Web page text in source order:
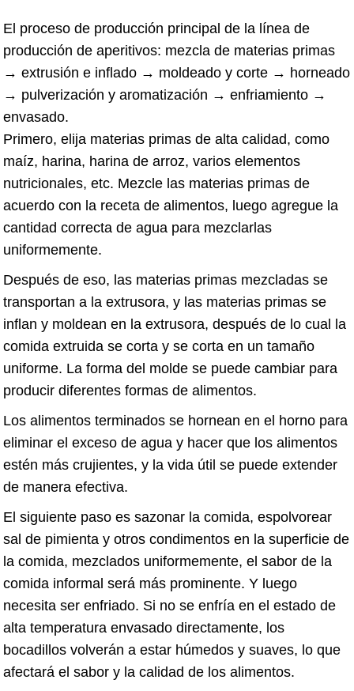
El proceso de producción principal de la línea de
producción de aperitivos: mezcla de materias primas
→ extrusión e inflado → moldeado y corte → horneado
→ pulverización y aromatización → enfriamiento →
envasado.
Primero, elija materias primas de alta calidad, como
maíz, harina, harina de arroz, varios elementos
nutricionales, etc. Mezcle las materias primas de
acuerdo con la receta de alimentos, luego agregue la
cantidad correcta de agua para mezclarlas
uniformemente.
Después de eso, las materias primas mezcladas se
transportan a la extrusora, y las materias primas se
inflan y moldean en la extrusora, después de lo cual la
comida extruida se corta y se corta en un tamaño
uniforme. La forma del molde se puede cambiar para
producir diferentes formas de alimentos.
Los alimentos terminados se hornean en el horno para
eliminar el exceso de agua y hacer que los alimentos
estén más crujientes, y la vida útil se puede extender
de manera efectiva.
El siguiente paso es sazonar la comida, espolvorear
sal de pimienta y otros condimentos en la superficie de
la comida, mezclados uniformemente, el sabor de la
comida informal será más prominente. Y luego
necesita ser enfriado. Si no se enfría en el estado de
alta temperatura envasado directamente, los
bocadillos volverán a estar húmedos y suaves, lo que
afectará el sabor y la calidad de los alimentos.